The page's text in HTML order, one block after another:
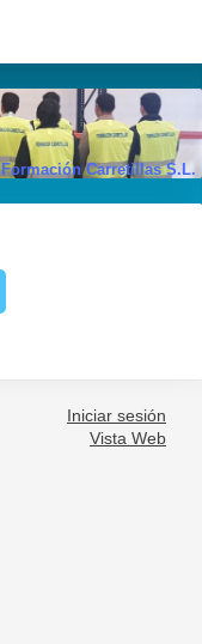
Formación Carretillas S.L.
Iniciar sesión
Vista Web